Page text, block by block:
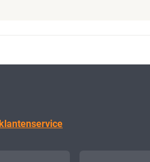
klantenservice